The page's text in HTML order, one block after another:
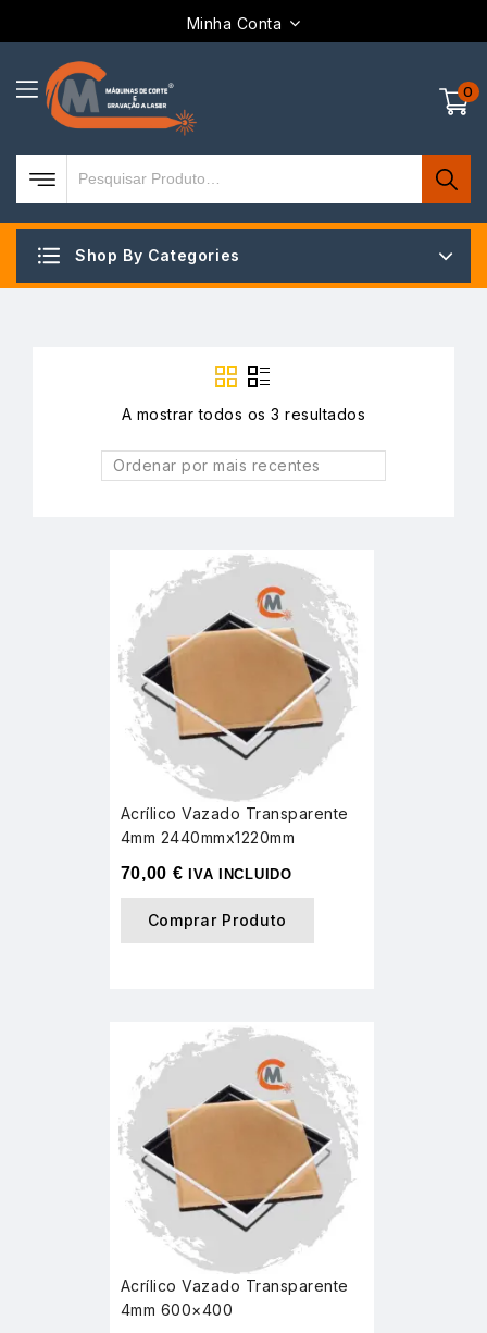
Minha Conta
Shop By Categories
0
A mostrar todos os 3 resultados
Ordenar por mais recentes
Acrílico Vazado Transparente
4mm 2440mmx1220mm
70,00 € IVA INCLUIDO
Comprar Produto
Acrílico Vazado Transparente
4mm 600×400